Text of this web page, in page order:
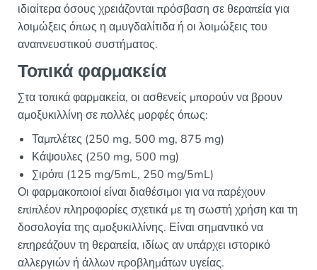
ιδιαίτερα όσους χρειάζονται πρόσβαση σε θεραπεία για
λοιμώξεις όπως η αμυγδαλίτιδα ή οι λοιμώξεις του
αναπνευστικού συστήματος.
Τοπικά φαρμακεία
Στα τοπικά φαρμακεία, οι ασθενείς μπορούν να βρουν
αμοξυκιλλίνη σε πολλές μορφές όπως:
Ταμπλέτες (250 mg, 500 mg, 875 mg)
Κάψουλες (250 mg, 500 mg)
Σιρόπι (125 mg/5mL, 250 mg/5mL)
Οι φαρμακοποιοί είναι διαθέσιμοι για να παρέχουν
επιπλέον πληροφορίες σχετικά με τη σωστή χρήση και τη
δοσολογία της αμοξυκιλλίνης. Είναι σημαντικό να
επηρεάζουν τη θεραπεία, ιδίως αν υπάρχει ιστορικό
αλλεργιών ή άλλων προβλημάτων υγείας.